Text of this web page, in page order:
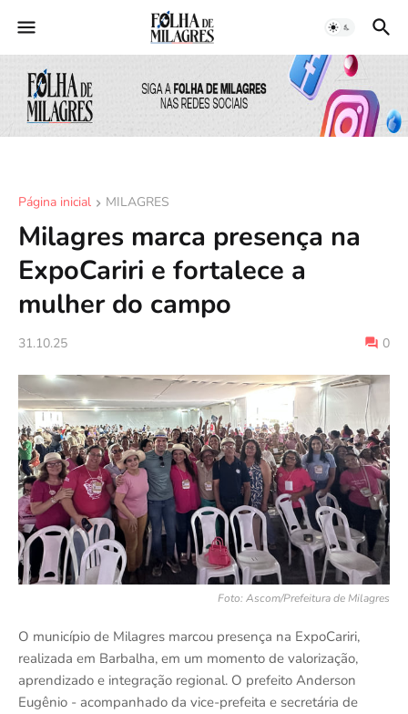
Página inicial MILAGRES
Milagres marca presença na
ExpoCariri e fortalece a
mulher do campo
31.10.25 0
Foto: Ascom/Prefeitura de Milagres
O município de Milagres marcou presença na ExpoCariri,
realizada em Barbalha, em um momento de valorização,
aprendizado e integração regional. O prefeito Anderson
Eugênio - acompanhado da vice-prefeita e secretária de